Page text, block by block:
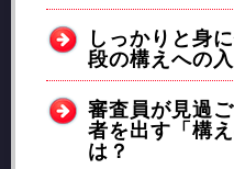
しっかりと身
段の構えへの
審査員が見過
者を出す「構
は？